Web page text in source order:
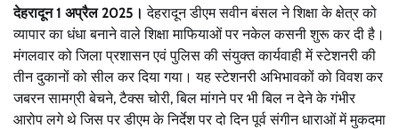
देहरादून 1 अप्रैल 2025। देहरादून डीएम सवीन बंसल ने शिक्षा के क्षेत्र को
व्यापार का धंधा बनाने वाले शिक्षा माफियाओं पर नकेल कसनी शुरू कर दी है।
मंगलवार को जिला प्रशासन एवं पुलिस की संयुक्त कार्यवाही में स्टेशनरी की
तीन दुकानों को सील कर दिया गया। यह स्टेशनरी अभिभावकों को विवश कर
जबरन सामग्री बेचने, टैक्स चोरी, बिल मांगने पर भी बिल न देने के गंभीर
आरोप लगे थे जिस पर डीएम के निर्देश पर दो दिन पूर्व संगीन धाराओं में मुकदमा